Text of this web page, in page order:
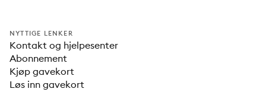
NYTTIGE LENKER
Kontakt og hjelpesenter
Abonnement
Kjøp gavekort
Løs inn gavekort